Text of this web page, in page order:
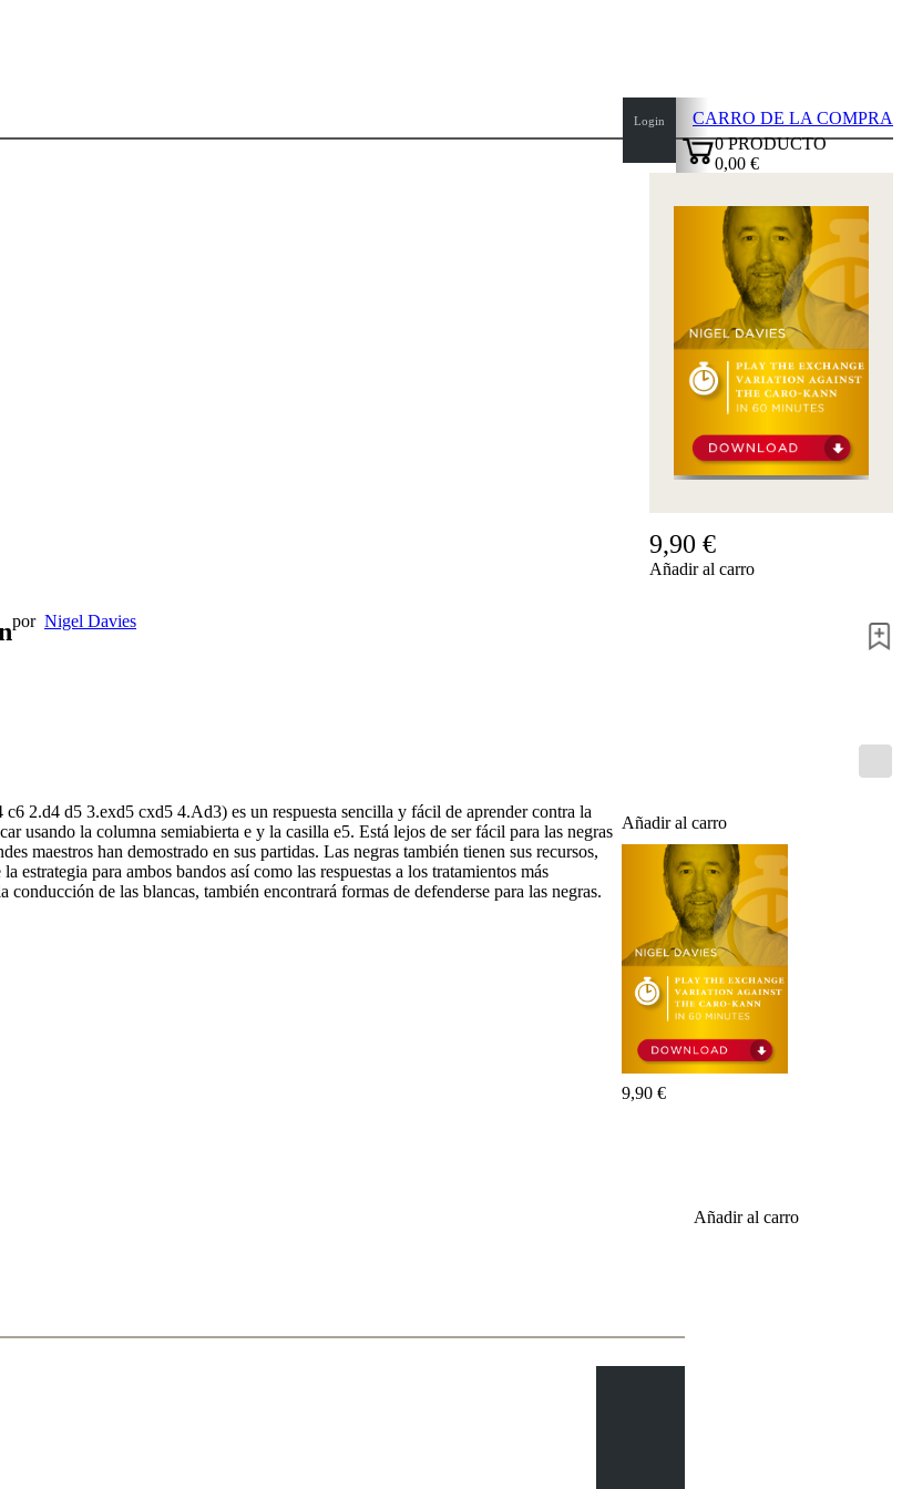
Login
CARRO DE LA COMPRA
0PRODUCTO
0,00 €
9,90 €
Añadir al carro
por Nigel Davies
Añadir al carro
9,90 €
2.d4 d5 3.exd5 cxd5 4.Ad3) es un respuesta sencilla y fácil de aprender contra la
usando la columna semiabierta e y la casilla e5. Está lejos de ser fácil para las negras
maestros han demostrado en sus partidas. Las negras también tienen sus recursos,
estrategia para ambos bandos así como las respuestas a los tratamientos más
de las blancas, también encontrará formas de defenderse para las negras.
Añadir al carro
top
Inicio
Novedades
Autores
Aperturas
Credenciales
Política
de
privacidad
sobre
nosotros
FAQ
Accessibility
Cookies
Management
Compliance
ChessBase
Paquetes
Actualizaciones
Bases
de
datos
CB
packages
Entrenamiento
Mediojuego
Finales
Fritz
Monografías